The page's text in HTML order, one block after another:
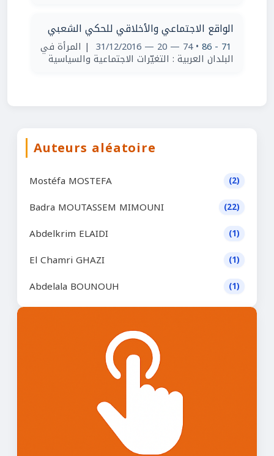
الواقع الاجتماعي والأخلاقي للحكي الشعبي
71 - 86
• 74 — 20 — 31/12/2016 | المرأة في
البلدان العربية : التغيّرات الاجتماعية والسياسية
Auteurs aléatoire
Mostéfa MOSTEFA (2)
Badra MOUTASSEM MIMOUNI (22)
Abdelkrim ELAIDI (1)
El Chamri GHAZI (1)
Abdelala BOUNOUH (1)